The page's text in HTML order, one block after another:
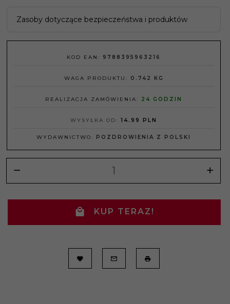
Zasoby dotyczące bezpieczeństwa i produktów
KOD EAN: 9788395963216
WAGA PRODUKTU: 0.742 KG
REALIZACJA ZAMÓWIENIA: 24 GODZIN
WYSYŁKA OD: 14.99 PLN
WYDAWNICTWO: POZDROWIENIA Z POLSKI
KUP TERAZ!